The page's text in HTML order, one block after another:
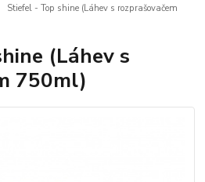
Stiefel - Top shine (Láhev s rozprašovačem
(Láhev s
750ml)